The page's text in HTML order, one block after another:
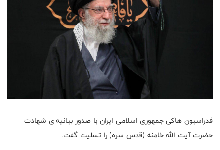
فدراسیون هاکی جمهوری اسلامی ایران با صدور بیانیه‌ای شهادت
حضرت آیت الله خامنه (قدس سره) را تسلیت گفت.